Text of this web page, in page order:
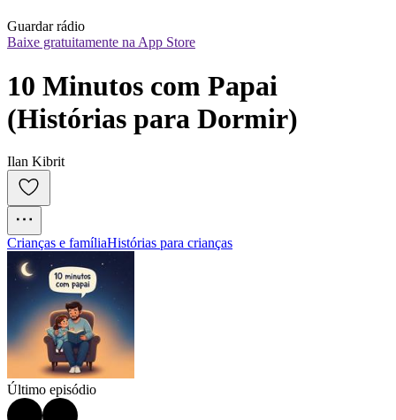
Guardar rádio
Baixe gratuitamente na App Store
10 Minutos com Papai
(Histórias para Dormir)
Ilan Kibrit
Crianças e famíliaHistórias para crianças
Último episódio